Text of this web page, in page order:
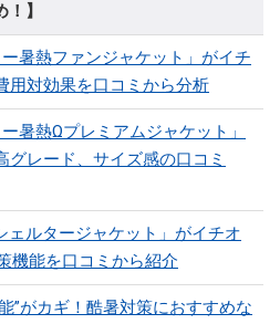
】
暑熱ファンジャケット」がイチ
用対効果を口コミから分析
暑熱Ωプレミアムジャケット」
グレード、サイズ感の口コミ
ェルタージャケット」がイチオ
機能を口コミから紹介
”がカギ！酷暑対策におすすめな